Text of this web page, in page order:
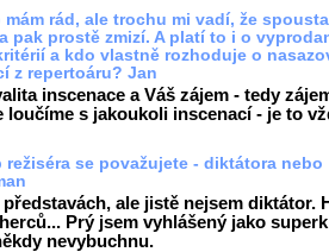
rád, ale trochu mi vadí, že
pak prostě zmizí. A platí to i o
a kdo vlastně rozhoduje o
z repertoáru? Jan
inscenace a Váš zájem - tedy
loučíme s jakoukoli inscenací - je to
režiséra se považujete - diktátora nebo
ale jistě nejsem diktátor.
Prý jsem vyhlášený jako
nevybuchnu.